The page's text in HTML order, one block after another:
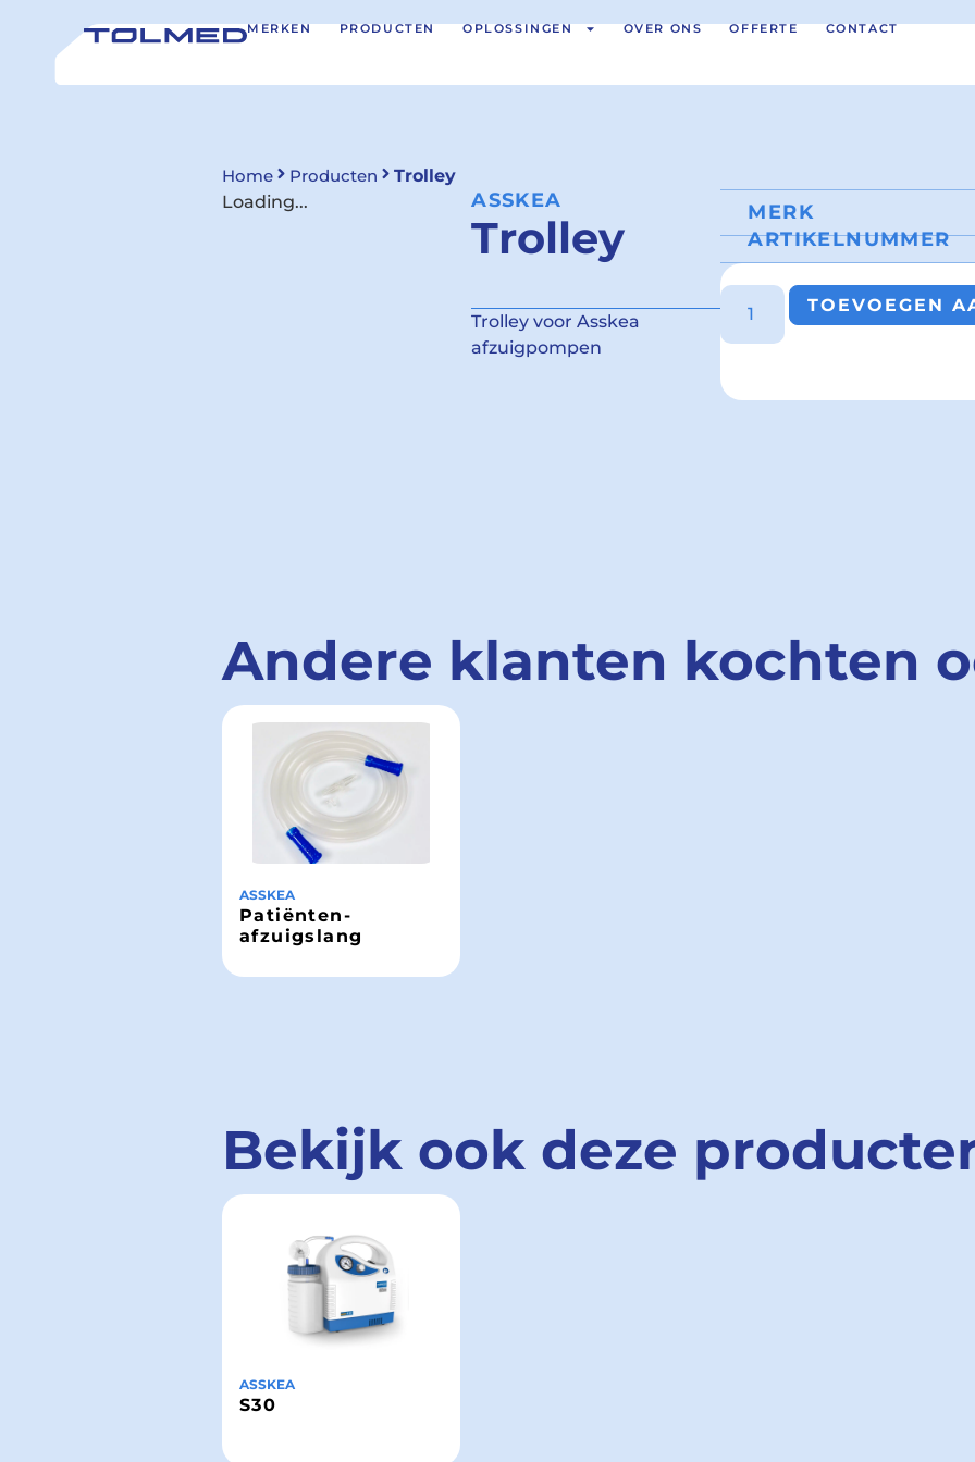
MERKEN PRODUCTEN OPLOSSINGEN OVER ONS OFFERTE CONTACT
Home Producten
Trolley
Loading...
ASSKEA
Trolley
Trolley voor Asskea
afzuigpompen
MERK
ARTIKELNUMMER
TOEVOEGEN
Andere klanten kochten
ASSKEA
Patiënten-
afzuigslang
Bekijk ook deze
ASSKEA
S30